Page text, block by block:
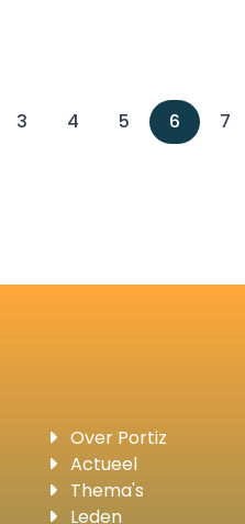
3 4 5 6 7
Over Portiz
Actueel
Thema's
Leden